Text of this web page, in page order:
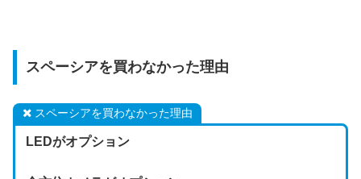
スペーシアを買わなかった理由
スペーシアを買わなかった理由
LEDがオプション